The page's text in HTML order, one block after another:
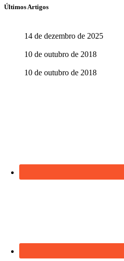
Últimos Artigos
14 de dezembro de 2025
10 de outubro de 2018
10 de outubro de 2018